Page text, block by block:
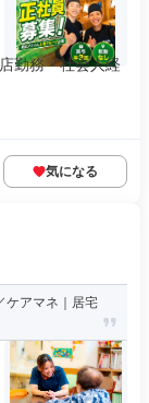
勤務・社会人経
気になる
ケアマネ｜居宅